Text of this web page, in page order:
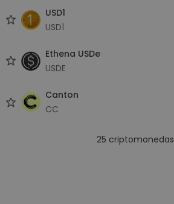
USD1
USD1
Ethena USDe
USDE
Canton
CC
25 criptomonedas